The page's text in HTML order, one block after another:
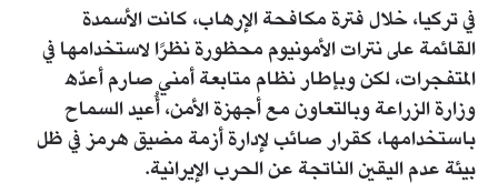
في تركيا، خلال فترة مكافحة الإرهاب، كانت الأسمدة
القائمة على نترات الأمونيوم محظورة نظرًا لاستخدامها في
المتفجرات، لكن وبإطار نظام متابعة أمني صارم أعدّه
وزارة الزراعة وبالتعاون مع أجهزة الأمن، أُعيد السماح
باستخدامها، كقرار صائب لإدارة أزمة مضيق هرمز في ظل
بيئة عدم اليقين الناتجة عن الحرب الإيرانية.